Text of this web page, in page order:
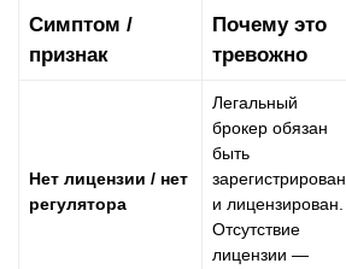
Симптом /
признак
Почему это
тревожно
Нет лицензии / нет
регулятора
Легальный
брокер обязан
быть
зарегистрирован
и лицензирован.
Отсутствие
лицензии —